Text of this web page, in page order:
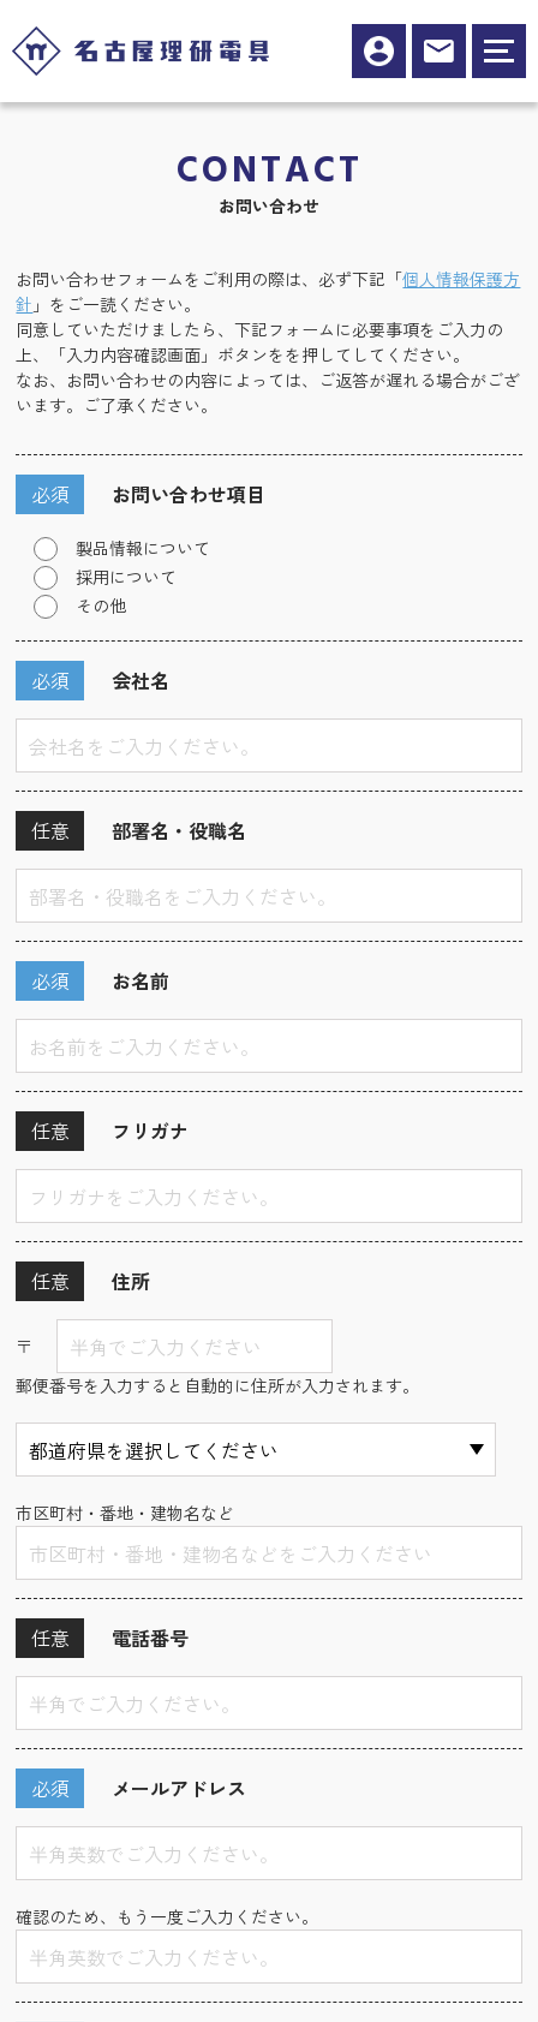
CONTACT
お問い合わせ
お問い合わせフォームをご利用の際は、必ず下記「個人情報保護方
針 」をご一読ください。
同意していただけましたら、下記フォームに必要事項をご入力の
上、「入力内容確認画面」ボタンをを押してしてください。
なお、お問い合わせの内容によっては、ご返答が遅れる場合がござ
います。ご了承ください。
お問い合わせ項目
必須
製品情報について
採用について
その他
会社名
必須
部署名・役職名
任意
お名前
必須
フリガナ
任意
住所
任意
〒
郵便番号を入力すると自動的に住所が入力されます。
市区町村・番地・建物名など
電話番号
任意
メールアドレス
必須
確認のため、もう一度ご入力ください。